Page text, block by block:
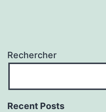
Rechercher
Recent Posts